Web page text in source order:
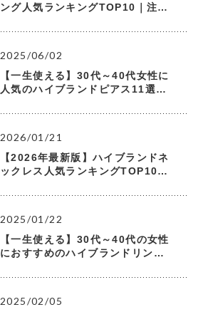
ング人気ランキングTOP10｜注目
で徹底解説
2025/06/02
【一生使える】30代～40代女性に
人気のハイブランドピアス11選！
2026/01/21
【2026年最新版】ハイブランドネ
ックレス人気ランキングTOP10｜
方まで徹底解説
2025/01/22
【一生使える】30代～40代の女性
におすすめのハイブランドリング
2025/02/05